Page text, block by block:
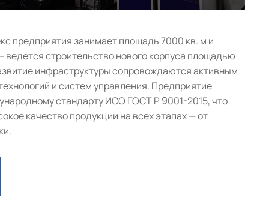
предприятия занимает площадь 7000 кв. м и
строительство нового корпуса площадью
инфраструктуры сопровождаются активным
и систем управления. Предприятие
стандарту ИСО ГОСТ Р 9001-2015, что
качество продукции на всех этапах — от